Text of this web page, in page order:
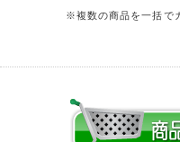
※複数の商品を一括で